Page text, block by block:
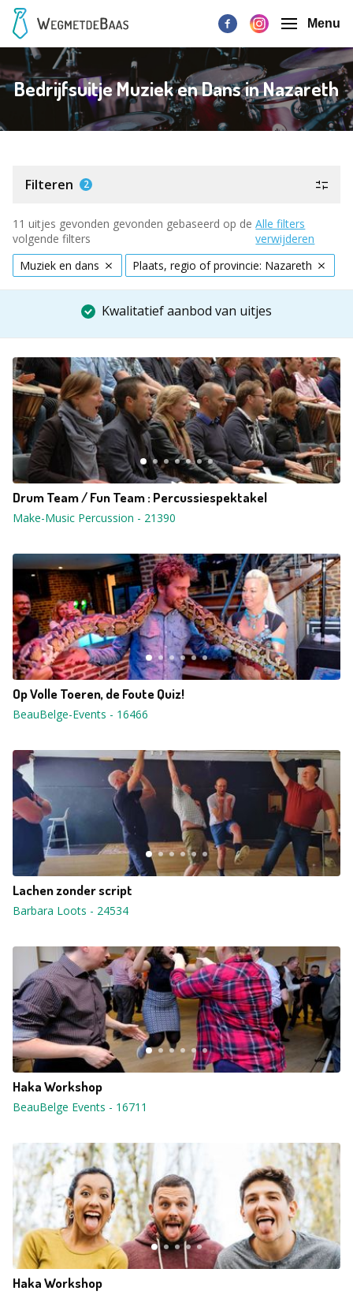
Menu
Bedrijfsuitje Muziek en Dans in Nazareth
Filteren 2
11 uitjes gevonden gevonden gebaseerd op de
volgende filters
Alle filters
verwijderen
Muziek en dans
Plaats, regio of provincie: Nazareth
Kwalitatief aanbod van uitjes
Drum Team / Fun Team : Percussiespektakel
Make-Music Percussion - 21390
Op Volle Toeren, de Foute Quiz!
BeauBelge-Events - 16466
Lachen zonder script
Barbara Loots - 24534
Haka Workshop
BeauBelge Events - 16711
Haka Workshop